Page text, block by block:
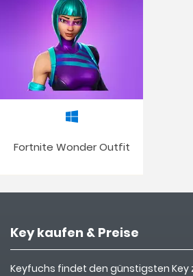
Fortnite Wonder Outfit
Key kaufen & Preise
Keyfuchs findet den günstigsten Key